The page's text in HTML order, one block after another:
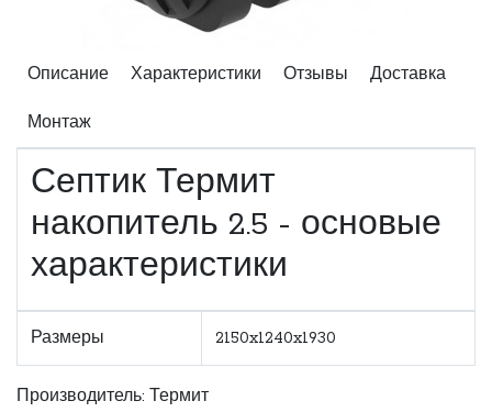
Описание Характеристики Отзывы Доставка
Монтаж
Септик Термит
накопитель 2.5 - основые
характеристики
Размеры 2150x1240x1930
Производитель: Термит